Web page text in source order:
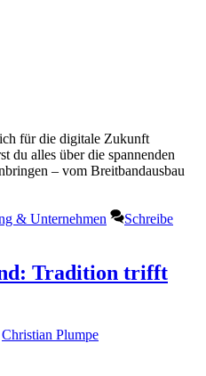
für die digitale Zukunft
du alles über die spannenden
– vom Breitbandausbau
& Unternehmen
Schreibe
Tradition trifft
Christian Plumpe